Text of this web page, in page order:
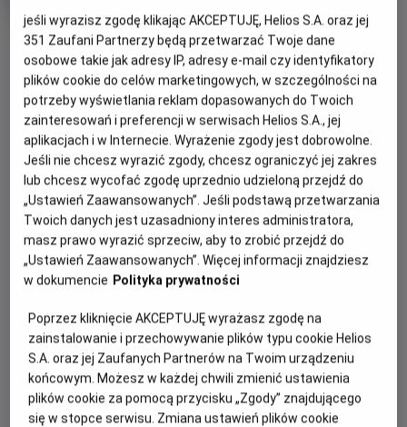
OBSERWUJ
rok
produkcji
PREMIERA
26 maja 2023
WIĘCEJ SZCZEGÓŁÓW
OPIS FILMU
Premierowy film z cyklu „Wystawa w Kinie” zaprasza
widzów na kinową wycieczkę po legendarnym
amsterdamskim Rijksmuseum, gdzie od 10 lutego do 4
czerwca 2023 roku ma miejsce największa w historii
wystawa arcydzieł Vermeera. Zostały na nią wypożyczone
mistrza. Przyjrzymy się w detalach między innymi:
„Dziewczynie z perłą”, „Geografowi”, „Mleczarce”
(„Dziewczynie nalewająca mleko”), „Uliczce”, „Pani piszącej
list i jej służącej” czy „Kobiecie z wagą”. Łącznie w jednym
miejscu zgromadzono aż 28 obrazów z około 37
jeśli wyrazisz zgodę klikając AKCEPTUJĘ, Helios S.A. oraz jej
351 Zaufani Partnerzy będą przetwarzać Twoje dane
osobowe takie jak adresy IP, adresy e-mail czy identyfikatory
plików cookie do celów marketingowych, w szczególności na
potrzeby wyświetlania reklam dopasowanych do Twoich
zainteresowań i preferencji w serwisach Helios S.A., jej
aplikacjach i w Internecie. Wyrażenie zgody jest dobrowolne.
Jeśli nie chcesz wyrazić zgody, chcesz ograniczyć jej zakres
lub chcesz wycofać zgodę uprzednio udzieloną przejdź do
„Ustawień Zaawansowanych”. Jeśli podstawą przetwarzania
Twoich danych jest uzasadniony interes administratora,
masz prawo wyrazić sprzeciw, aby to zrobić przejdź do
„Ustawień Zaawansowanych”. Więcej informacji znajdziesz
w dokumencie Polityka prywatności
Poprzez kliknięcie AKCEPTUJĘ wyrażasz zgodę na
zainstalowanie i przechowywanie plików typu cookie Helios
S.A. oraz jej Zaufanych Partnerów na Twoim urządzeniu
końcowym. Możesz w każdej chwili zmienić ustawienia
plików cookie za pomocą przycisku „Zgody” znajdującego
się w stopce serwisu. Zmiana ustawień plików cookie